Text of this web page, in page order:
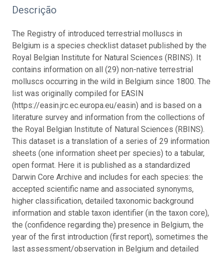
Descrição
The Registry of introduced terrestrial molluscs in
Belgium is a species checklist dataset published by the
Royal Belgian Institute for Natural Sciences (RBINS). It
contains information on all (29) non-native terrestrial
molluscs occurring in the wild in Belgium since 1800. The
list was originally compiled for EASIN
(https://easin.jrc.ec.europa.eu/easin) and is based on a
literature survey and information from the collections of
the Royal Belgian Institute of Natural Sciences (RBINS).
This dataset is a translation of a series of 29 information
sheets (one information sheet per species) to a tabular,
open format. Here it is published as a standardized
Darwin Core Archive and includes for each species: the
accepted scientific name and associated synonyms,
higher classification, detailed taxonomic background
information and stable taxon identifier (in the taxon core),
the (confidence regarding the) presence in Belgium, the
year of the first introduction (first report), sometimes the
last assessment/observation in Belgium and detailed